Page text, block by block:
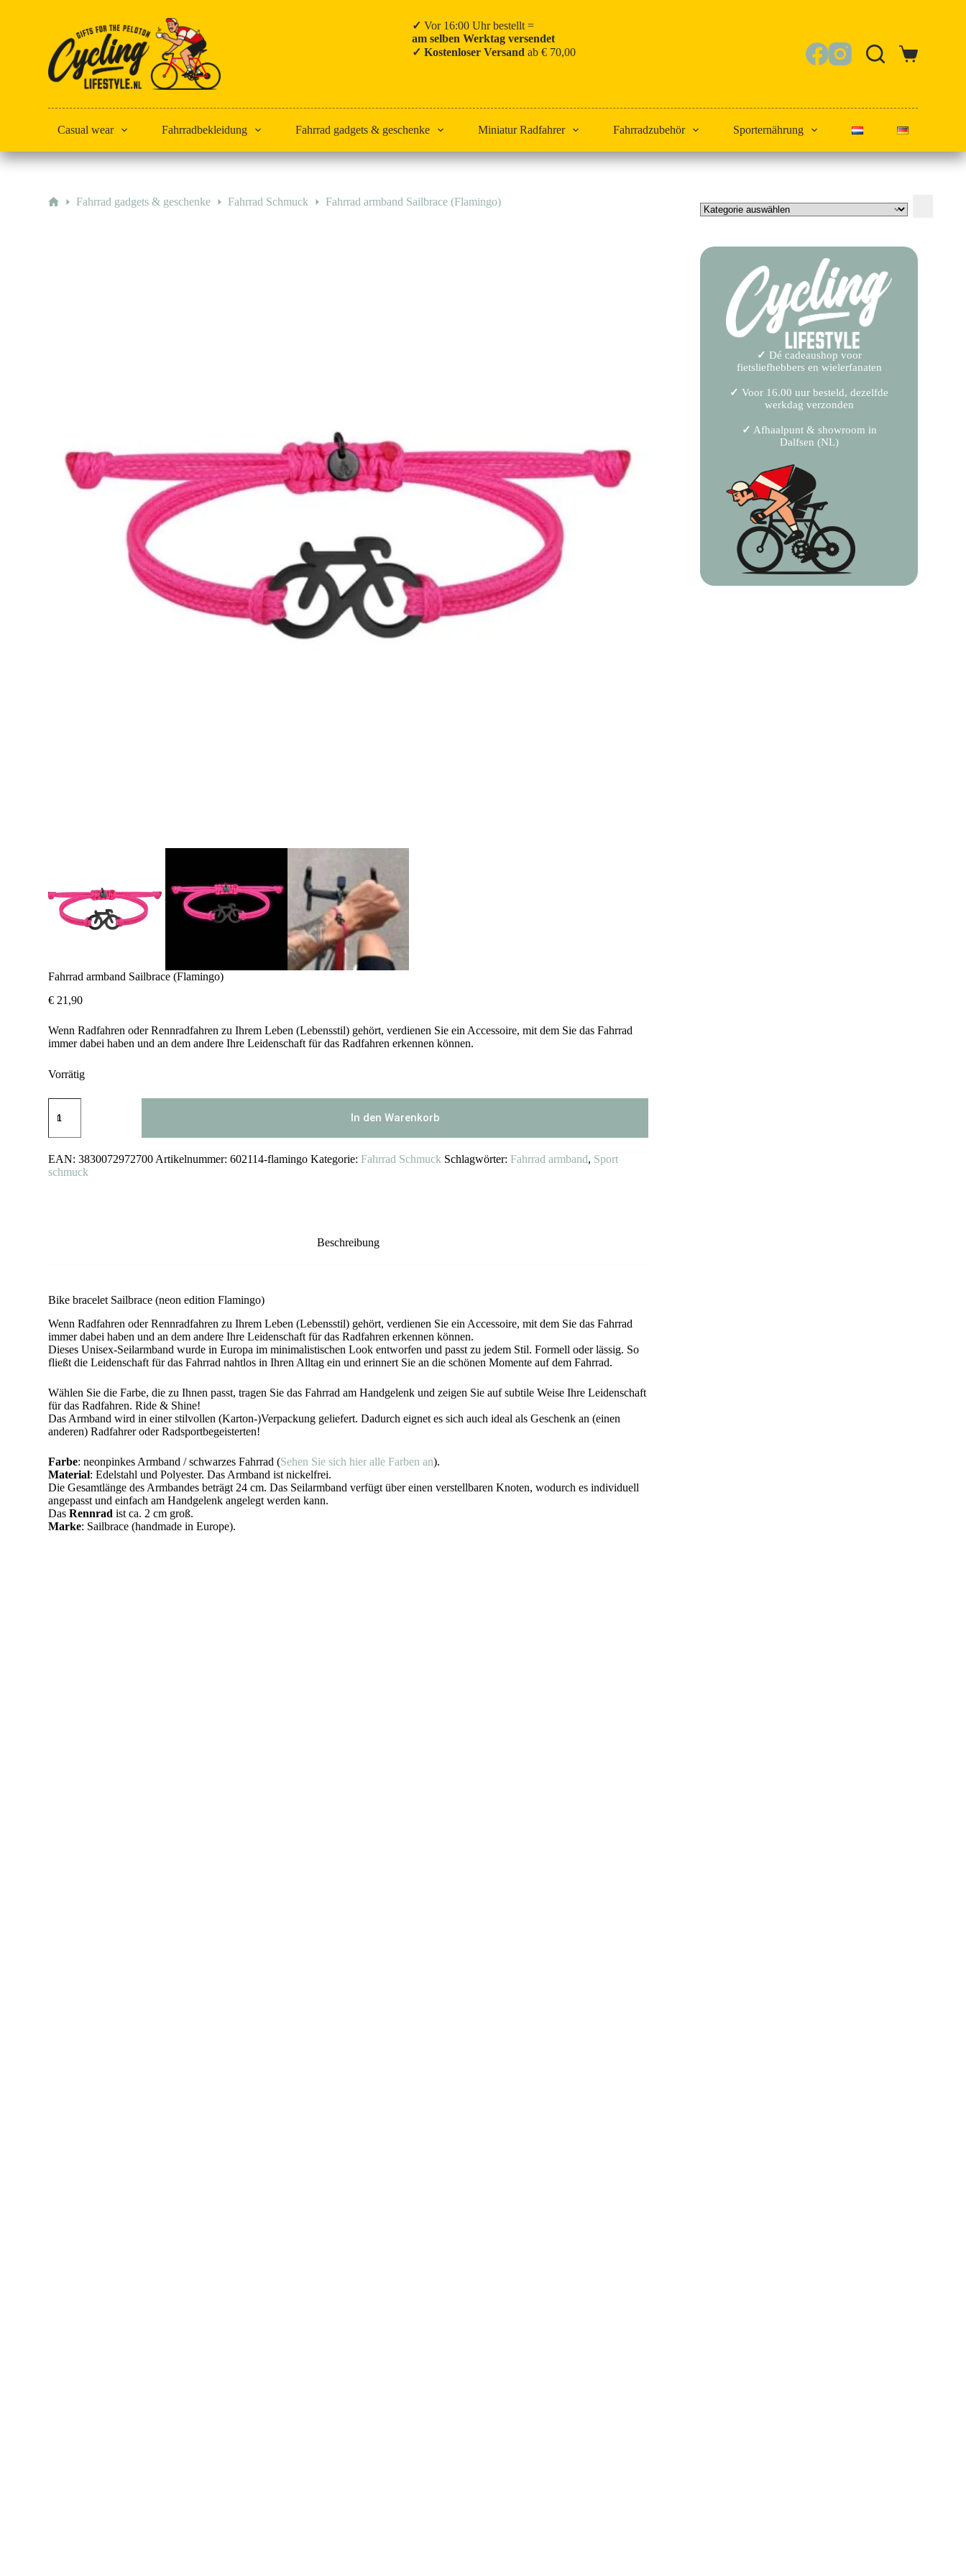
✓ Vor 16:00 Uhr bestellt =
am selben Werktag versendet
✓ Kostenloser Versand ab € 70,00
Warenkorb
Casual wear Fahrradbekleidung Fahrrad gadgets & geschenke Miniatur Radfahrer Fahrradzubehör Sporternährung
StartFahrrad gadgets & geschenke Fahrrad Schmuck Fahrrad armband Sailbrace (Flamingo)
Fahrrad armband Sailbrace (Flamingo)
€ 21,90
Wenn Radfahren oder Rennradfahren zu Ihrem Leben (Lebensstil) gehört, verdienen Sie ein Accessoire, mit dem Sie das Fahrrad
immer dabei haben und an dem andere Ihre Leidenschaft für das Radfahren erkennen können.
Vorrätig
armband
(Flamingo)
In den Warenkorb
EAN:3830072972700 Artikelnummer:602114-flamingo Kategorie:Fahrrad Schmuck Schlagwörter:Fahrrad armband, Sport
schmuck
Beschreibung
Bike bracelet Sailbrace (neon edition Flamingo)
Wenn Radfahren oder Rennradfahren zu Ihrem Leben (Lebensstil) gehört, verdienen Sie ein Accessoire, mit dem Sie das Fahrrad
immer dabei haben und an dem andere Ihre Leidenschaft für das Radfahren erkennen können.
Dieses Unisex-Seilarmband wurde in Europa im minimalistischen Look entworfen und passt zu jedem Stil. Formell oder lässig. So
fließt die Leidenschaft für das Fahrrad nahtlos in Ihren Alltag ein und erinnert Sie an die schönen Momente auf dem Fahrrad.
Wählen Sie die Farbe, die zu Ihnen passt, tragen Sie das Fahrrad am Handgelenk und zeigen Sie auf subtile Weise Ihre Leidenschaft
für das Radfahren. Ride & Shine!
Das Armband wird in einer stilvollen (Karton-)Verpackung geliefert. Dadurch eignet es sich auch ideal als Geschenk an (einen
anderen) Radfahrer oder Radsportbegeisterten!
Farbe: neonpinkes Armband / schwarzes Fahrrad (Sehen Sie sich hier alle Farben an).
Material: Edelstahl und Polyester. Das Armband ist nickelfrei.
Die Gesamtlänge des Armbandes beträgt 24 cm. Das Seilarmband verfügt über einen verstellbaren Knoten, wodurch es individuell
angepasst und einfach am Handgelenk angelegt werden kann.
DasRennrad ist ca. 2 cm groß.
Marke: Sailbrace (handmade in Europe).
auswählen
✓ Dé cadeaushop voor
fietsliefhebbers en wielerfanaten
✓ Voor 16.00 uur besteld, dezelfde
werkdag verzonden
✓ Afhaalpunt & showroom in
Dalfsen (NL)